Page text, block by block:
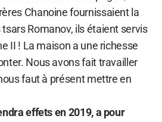
Chanoine fournissaient la
Romanov, ils étaient servis
II ! La maison a une richesse
Nous avons fait travailler
faut à présent mettre en
effets en 2019, a pour